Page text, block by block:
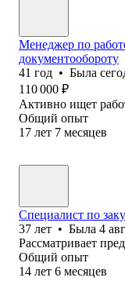
Менеджер по
документообороту
41 год • Была
110 000 ₽
Активно ищет
Общий опыт
17 лет 7 месяцев
Специалист по
37 лет • Была 4
Рассматривает
Общий опыт
14 лет 6 месяцев